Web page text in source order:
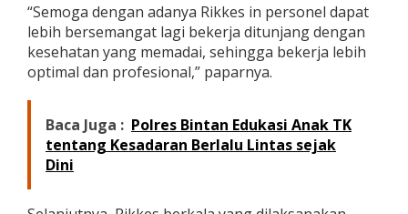
“Semoga dengan adanya Rikkes in personel dapat
lebih bersemangat lagi bekerja ditunjang dengan
kesehatan yang memadai, sehingga bekerja lebih
optimal dan profesional,” paparnya.
Baca Juga : Polres Bintan Edukasi Anak TK
tentang Kesadaran Berlalu Lintas sejak
Dini